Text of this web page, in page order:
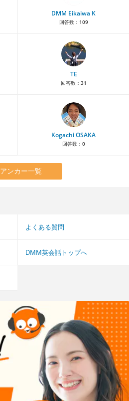
DMM Eikaiwa K
回答数： 109
TE
回答数： 31
Kogachi OSAKA
回答数： 0
アンカー一覧
よくある質問
DMM英会話トップへ